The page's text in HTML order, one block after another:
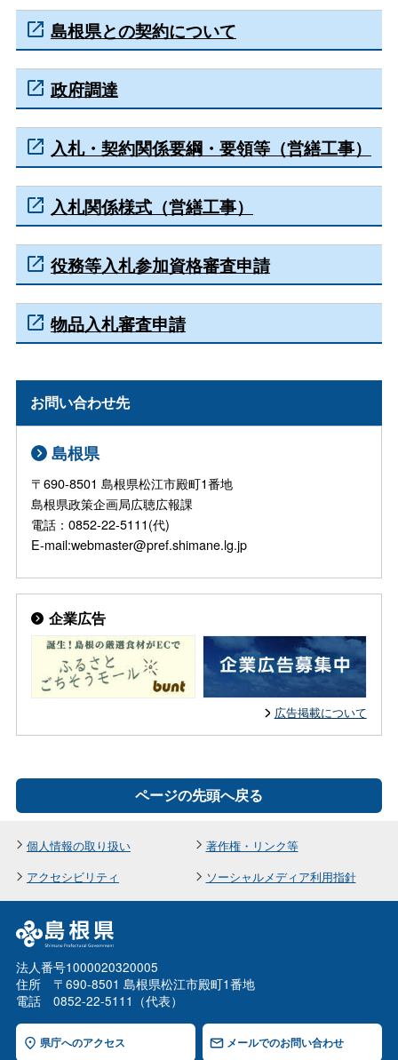
島根県との契約について
政府調達
入札・契約関係要綱・要領等（営繕工事）
入札関係様式（営繕工事）
役務等入札参加資格審査申請
物品入札審査申請
お問い合わせ先
島根県
〒690-8501 島根県松江市殿町1番地
島根県政策企画局広聴広報課
電話：0852-22-5111(代)
E-mail:webmaster@pref.shimane.lg.jp
企業広告
広告掲載について
ページの先頭へ戻る
個人情報の取り扱い
著作権・リンク等
アクセシビリティ
ソーシャルメディア利用指針
法人番号1000020320005
住所 〒690-8501 島根県松江市殿町1番地
電話 0852-22-5111（代表）
県庁へのアクセス メールでのお問い合わせ